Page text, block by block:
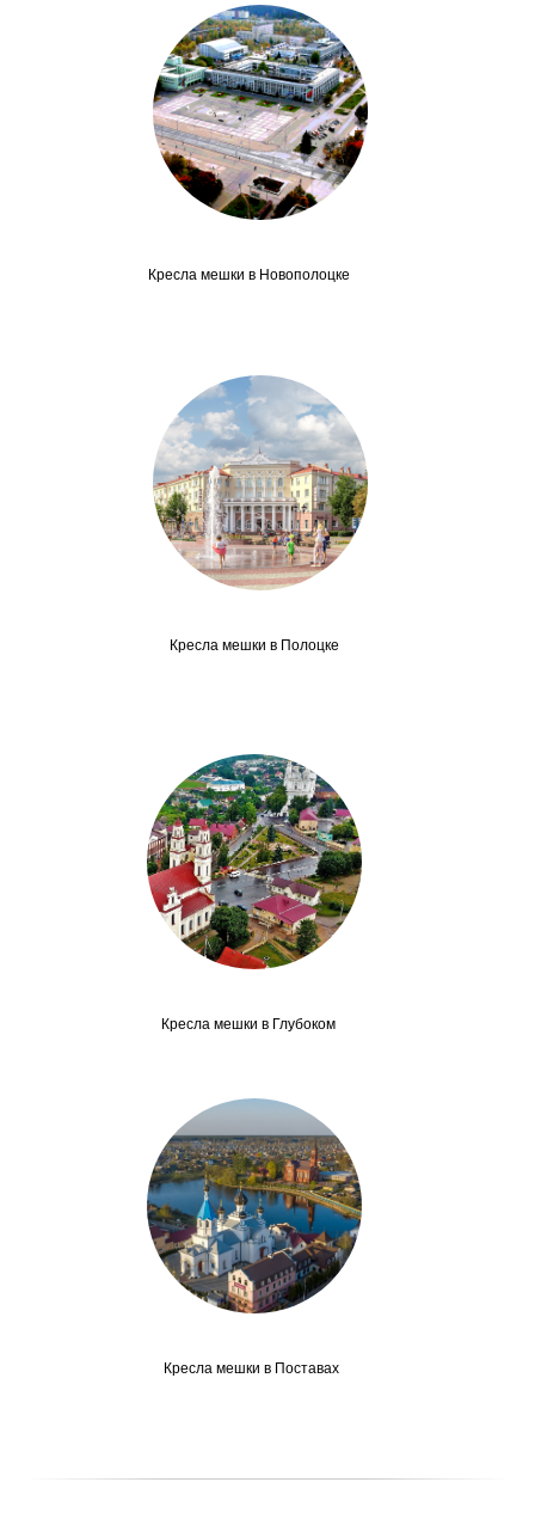
Кресла мешки в Новополоцке
Кресла мешки в Полоцке
Кресла мешки в Глубоком
Кресла мешки в Поставах